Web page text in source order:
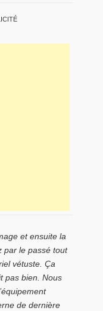
et ensuite la
par le passé tout
vétuste. Ça
pas bien. Nous
de dernière